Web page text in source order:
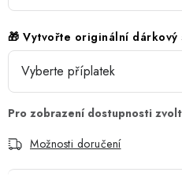
🎁 Vytvořte originální dárkový
Možnosti doručení